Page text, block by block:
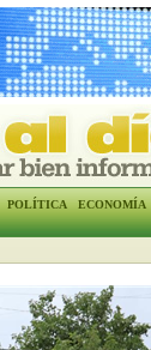
POLÍTICA ECONOMÍA